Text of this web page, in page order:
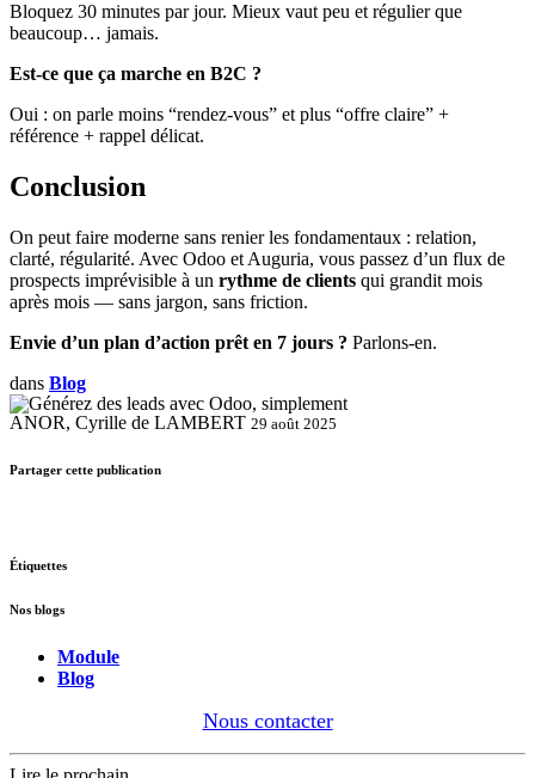
Bloquez 30 minutes par jour. Mieux vaut peu et régulier que
beaucoup… jamais.
Est-ce que ça marche en B2C ?
Oui : on parle moins “rendez-vous” et plus “offre claire” +
référence + rappel délicat.
Conclusion
On peut faire moderne sans renier les fondamentaux : relation,
clarté, régularité. Avec Odoo et Auguria, vous passez d’un flux de
prospects imprévisible à un rythme de clients qui grandit mois
après mois — sans jargon, sans friction.
Envie d’un plan d’action prêt en 7 jours ? Parlons-en.
dans Blog
ANOR, Cyrille de LAMBERT 29 août 2025
Partager cette publication
Étiquettes
Nos blogs
Module
Blog
Nous contacter